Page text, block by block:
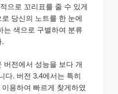
으로 꼬리표를 줄 수 있게
당신의 노트를 한 눈에
는 색으로 구별하여 분류
.
버전에서 성능을 보다 개
다. 버전 3.4에서는 특히
용하여 빠르게 찾게하였